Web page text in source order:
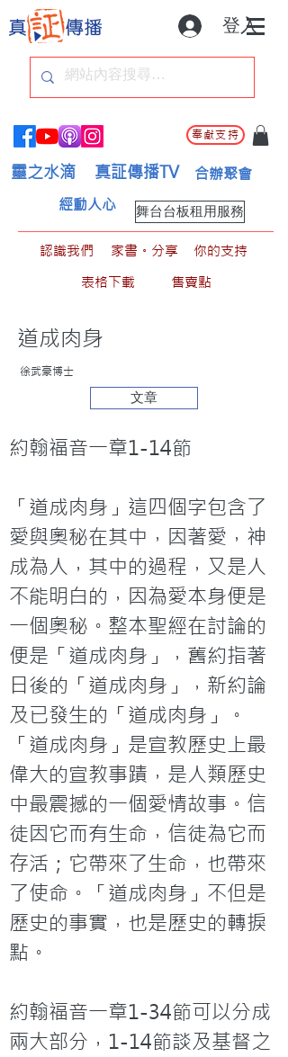
登入
奉獻支持
靈之水滴 真証傳播TV 合辦聚會
舞台台板租用服務
經動人心
認識我們 家書。分享
你的支持
表格下載
售賣點
道成肉身
徐武豪博士
文章
約翰福音一章1-14節
「道成肉身」這四個字包含了
愛與奧秘在其中，因著愛，神
成為人，其中的過程，又是人
不能明白的，因為愛本身便是
一個奧秘。整本聖經在討論的
便是「道成肉身」，舊約指著
日後的「道成肉身」，新約論
及已發生的「道成肉身」。
「道成肉身」是宣教歷史上最
偉大的宣教事蹟，是人類歷史
中最震撼的一個愛情故事。信
徒因它而有生命，信徒為它而
存活；它帶來了生命，也帶來
了使命。「道成肉身」不但是
歷史的事實，也是歷史的轉捩
點。
約翰福音一章1-34節可以分成
兩大部分，1-14節談及基督之